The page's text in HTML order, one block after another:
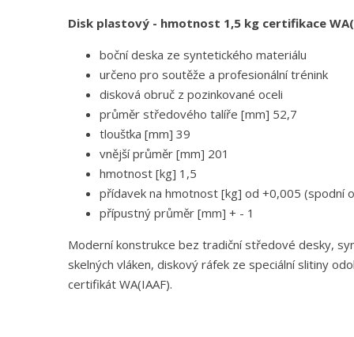
Disk plastový - hmotnost 1,5 kg certifikace
boční deska ze syntetického materiálu
určeno pro soutěže a profesionální trénink
disková obruč z pozinkované oceli
průměr středového talíře [mm] 52,7
tloušťka [mm] 39
vnější průměr [mm] 201
hmotnost [kg] 1,5
přídavek na hmotnost [kg] od +0,005 (spodní
přípustný průměr [mm] + - 1
Moderní konstrukce bez tradiční středové desky,
skelných vláken, diskový ráfek ze speciální slitiny
certifikát WA(IAAF).